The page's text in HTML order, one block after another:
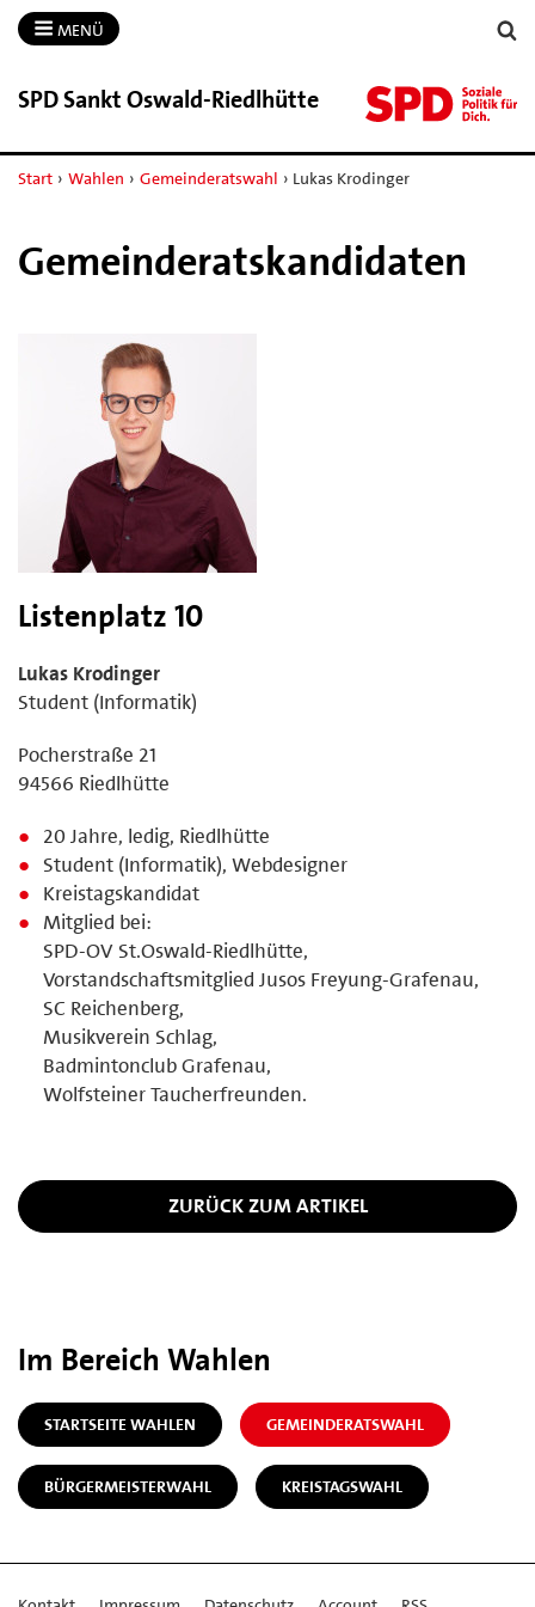
MENÜ
SPD Sankt Oswald-​Riedlhütte
Start › Wahlen › Gemeinderatswahl › Lukas Krodinger
Gemeinderatskandidaten
Listenplatz 10
Lukas Krodinger
Student (Informatik)
Pocherstraße 21
94566 Riedlhütte
20 Jahre, ledig, Riedlhütte
Student (Informatik), Webdesigner
Kreistagskandidat
Mitglied bei:
SPD-OV St.Oswald-Riedlhütte,
Vorstandschaftsmitglied Jusos Freyung-Grafenau,
SC Reichenberg,
Musikverein Schlag,
Badmintonclub Grafenau,
Wolfsteiner Taucherfreunden.
ZURÜCK ZUM ARTIKEL
Im Bereich Wahlen
STARTSEITE WAHLEN GEMEINDERATSWAHL
BÜRGERMEISTERWAHL KREISTAGSWAHL